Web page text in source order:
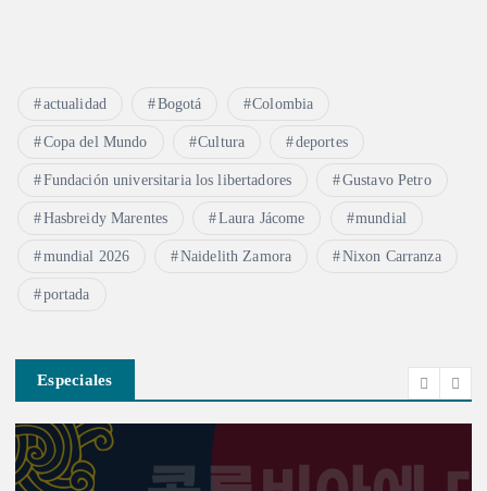
actualidad Bogotá Colombia
Copa del Mundo Cultura deportes
Fundación universitaria los libertadores Gustavo Petro
Hasbreidy Marentes Laura Jácome mundial
mundial 2026 Naidelith Zamora Nixon Carranza
portada
Especiales